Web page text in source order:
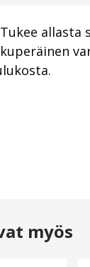
myös